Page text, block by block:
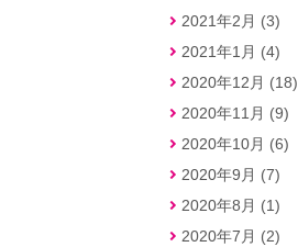
2021年2月 (3)
2021年1月 (4)
2020年12月 (18)
2020年11月 (9)
2020年10月 (6)
2020年9月 (7)
2020年8月 (1)
2020年7月 (2)